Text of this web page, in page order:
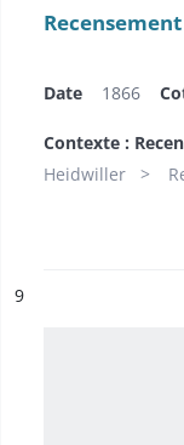
Date 1866
Contexte :
Heidwiller
n°
9